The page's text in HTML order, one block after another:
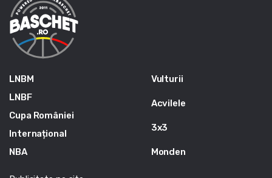
LNBM
LNBF
Cupa României
Internațional
NBA
Vulturii
Acvilele
3x3
Monden